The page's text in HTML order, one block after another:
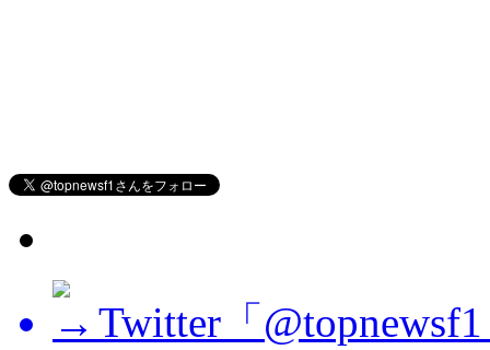
Twitter「